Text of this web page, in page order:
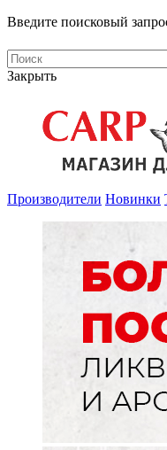
Введите поисковый
Закрыть
Производители Новинки